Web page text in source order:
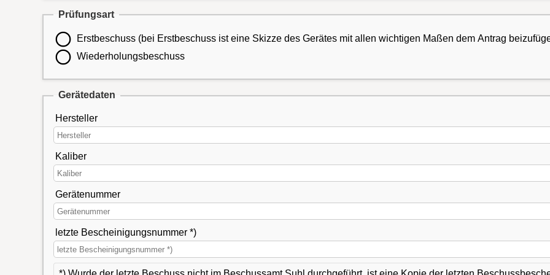
Prüfungsart
Erstbeschuss (bei Erstbeschuss ist eine Skizze des Gerätes mit allen wichtigen Maßen dem Antrag
Wiederholungsbeschuss
Gerätedaten
Hersteller
Kaliber
Gerätenummer
letzte Bescheinigungsnummer *)